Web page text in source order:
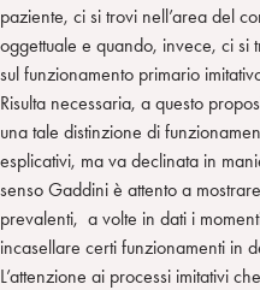
paziente, ci si trovi nell’area del
oggettuale e quando, invece, ci si
sul funzionamento primario
Risulta necessaria, a questo
una tale distinzione di
esplicativi, ma va declinata in
senso Gaddini è attento a
prevalenti, a volte in dati i
incasellare certi funzionamenti in
L’attenzione ai processi imitativi